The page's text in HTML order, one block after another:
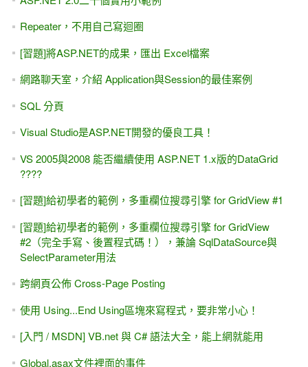
invariant culture is supported in globalization-invariant mode.
[ASP.NET MVC]十分鐘瞭解 前端(Front-end), 後端(Back-end)
差異
[ASP.NET] 5分鐘瞭解: 學 "後端"網頁程式能找什麼工作？做
教程（有背景音樂）
Microsoft.Data.SqlClient命名空間
ASP.NET MVC 線上課程 學習路徑（優先順序） - MIS2000